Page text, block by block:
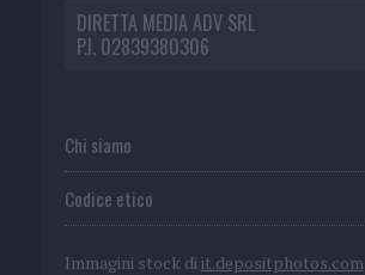
DIRETTA MEDIA ADV SRL
P.I. 02839380306
Chi siamo
Codice etico
Immagini stock di it.depositphotos.com